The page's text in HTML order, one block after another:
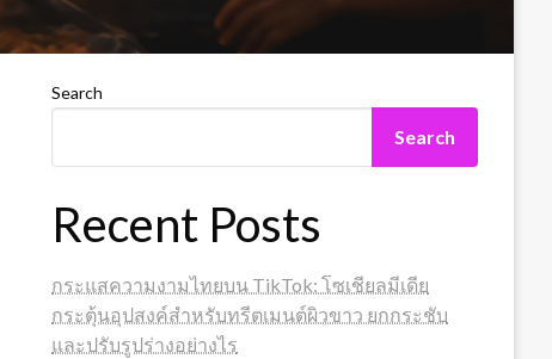
Search
Search
Recent Posts
กระแสความงามไทยบน TikTok: โซเชียลมีเดีย
กระตุ้นอุปสงค์สำหรับทรีตเมนต์ผิวขาว ยกกระชับ
และปรับรูปร่างอย่างไร